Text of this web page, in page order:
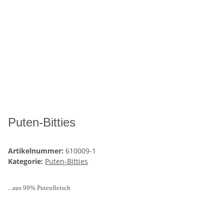
Puten-Bitties
Artikelnummer: 610009-1
Kategorie: Puten-Bitties
...aus 99% Putenfleisch